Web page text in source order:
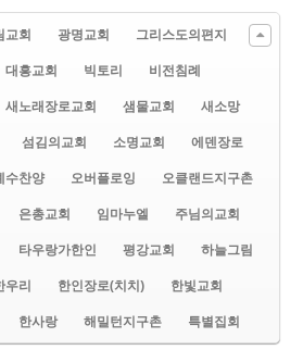
교회 광명교회
그리스도의편지
대흥교회 빅토리
비전침례
새노래장로교회 샘물교회
새소망
섬김의교회 소명교회
에덴장로
수찬양 오버플로잉
오클랜드지구촌
은총교회 임마누엘
주님의교회
타우랑가한인 평강교회
하늘그림
우리 한인장로(치치)
한빛교회
한사랑 해밀턴지구촌 특별집회